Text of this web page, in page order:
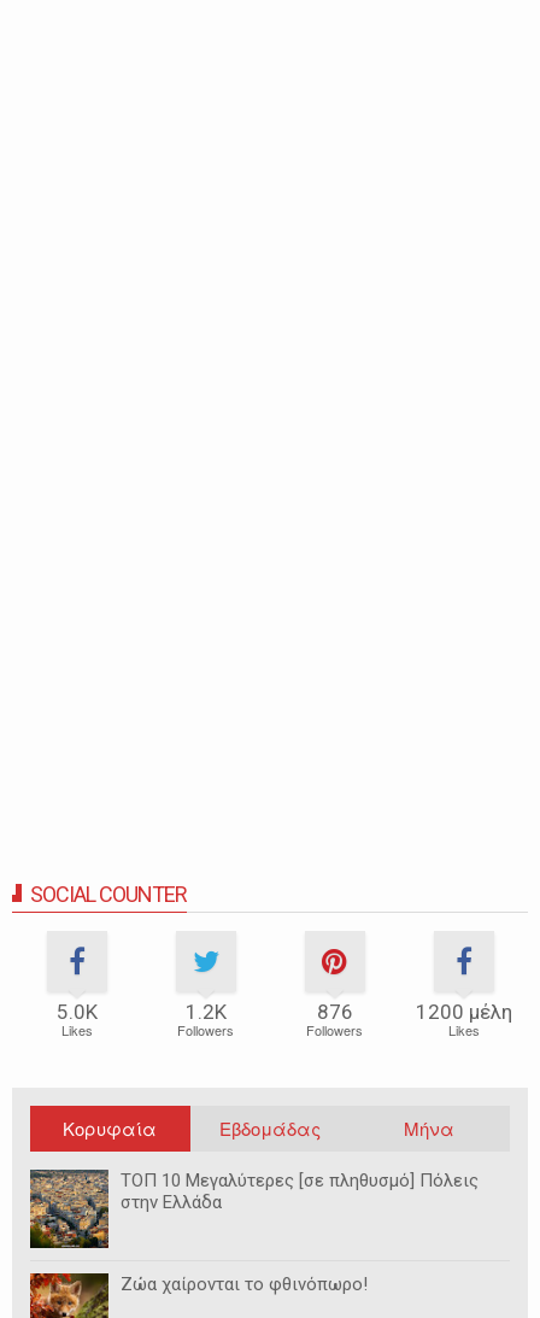
SOCIAL COUNTER
5.0Κ
Likes
1.2Κ
Followers
876
Followers
1200 μέλη
Likes
Κορυφαία Εβδομάδας Μήνα
ΤΟΠ 10 Μεγαλύτερες [σε πληθυσμό] Πόλεις
στην Ελλάδα
Ζώα χαίρονται το φθινόπωρο!